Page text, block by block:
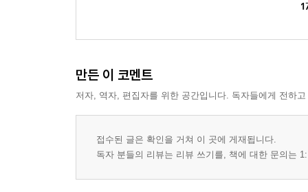
만든 이 코멘트
저자, 역자, 편집자를 위한 공간입니다. 독자들에게 전하
접수된 글은 확인을 거쳐 이 곳에 게재됩니다.
독자 분들의 리뷰는 리뷰 쓰기를, 책에 대한 문의는